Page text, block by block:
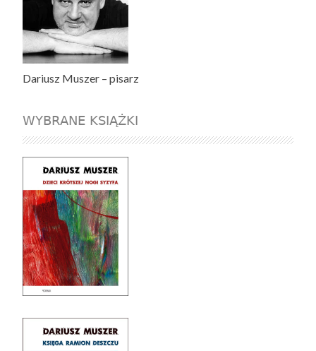
Dariusz Muszer – pisarz
WYBRANE KSIĄŻKI